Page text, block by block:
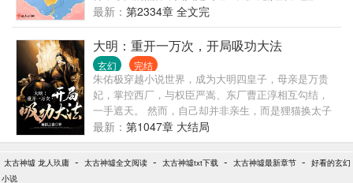
妇，三个哥哥是方圆百里人见人怕的恶霸。 但他们在
唐小囡面前，全都变成没脾气的小绵羊，只想宠她宠
她再宠她。 为了改变书里一家子的悲惨结局，唐小囡
努力把养歪的三个哥哥掰正。 “大哥，老师好凶的，你
教我好不好？” “二哥，我身体这么差，要是有个神医
哥哥就好了。”唐小囡拍了拍自己的肥肚子，良心一点
都不痛。 “三哥，我想吃好多肉肉，可是要好多钱
钱。” 于是，唐家三个恶霸，突然某一天揍跑了狐朋狗
友，开始奋发图强，只为了不让宝贝妹妹失望。 只掰
现在还是个可怜的小狼崽，她要投喂未来大佬。 “霍哥
最新： 第2334章 全文完
大明：重开一万次，开局吸功大法
玄幻 完结
朱佑极穿越小说世界，成为大明四皇子，母亲是万贵
妃，掌控西厂，与权臣严嵩、东厂曹正淳相互勾结，
一手遮天。 然而，自己却并非亲生，而是狸猫换太子
的产物，是万贵妃稳地位的工具。 内忧外患之下，朱
佑极获得了系统。 系统，每天都可以抽取自己的开局
功法！他花费三年的时间，抽取了一万次，终于抽到
最新： 第1047章 大结局
太古神墟 龙人玖庸 - 太古神墟全文阅读 - 太古神墟txt下载 - 太古神墟最新章节 - 好看的玄幻
小说